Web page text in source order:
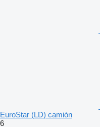
EuroStar (LD) camión
6